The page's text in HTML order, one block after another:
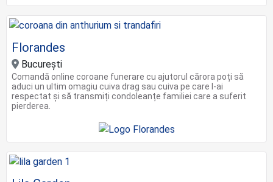
Florandes
Bucureşti
Comandă online coroane funerare cu ajutorul cărora poți să
aduci un ultim omagiu cuiva drag sau cuiva pe care l-ai
respectat și să transmiți condoleanțe familiei care a suferit
pierderea.